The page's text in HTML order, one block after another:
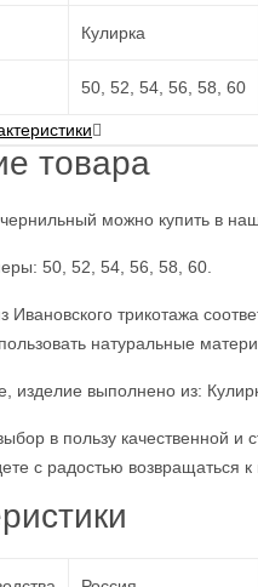
Кулирка
50, 52, 54, 56, 58, 60
товара
можно купить в
50, 52, 54, 56, 58, 60.
Ивановского трикотажа
натуральные
изделие выполнено из:
в пользу качественной
с радостью возвращаться